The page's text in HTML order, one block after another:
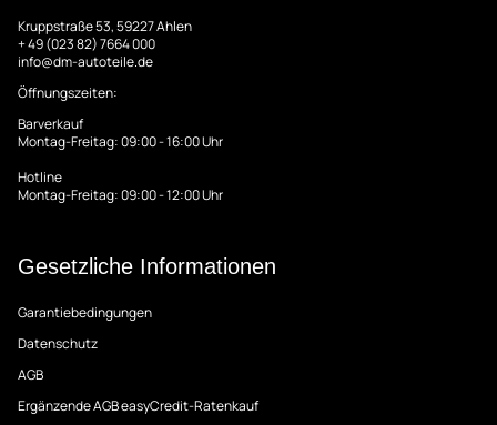
Kruppstraße 53, 59227 Ahlen
+ 49 (023 82) 7664 000
info@dm-autoteile.de
Öffnungszeiten:
Barverkauf
Montag-Freitag: 09:00 - 16:00 Uhr
Hotline
Montag-Freitag: 09:00 - 12:00 Uhr
Gesetzliche Informationen
Garantiebedingungen
Datenschutz
AGB
Ergänzende AGB easyCredit-Ratenkauf